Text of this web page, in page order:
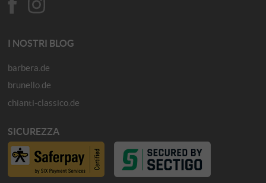
I NOSTRI BLOG
barbera.de
brunello.de
chianti-classico.de
SICUREZZA